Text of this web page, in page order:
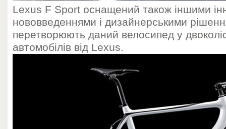
Lexus F Sport оснащений також іншими
нововведеннями і дизайнерськими
перетворюють даний велосипед у
автомобілів від Lexus.